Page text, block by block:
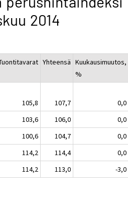
2014
Yhteensä Kuukausimuutos,
%
105,8 107,7
0,0
103,6 106,0
0,0
100,6 104,7
0,0
114,2 114,4
0,0
114,2 113,0 -3,0